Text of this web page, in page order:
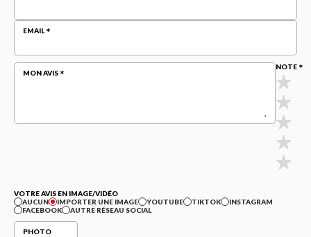
EMAIL
MON AVIS
NOTE
VOTRE AVIS EN IMAGE/VIDÉO
AUCUN
IMPORTER UNE IMAGE YOUTUBE TIKTOK
INSTAGRAM
FACEBOOK
AUTRE RÉSEAU SOCIAL
PHOTO